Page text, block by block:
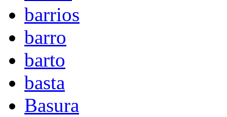
barrios
barro
barto
basta
Basura